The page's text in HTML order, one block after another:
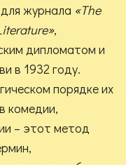
журнала «The
»,
дипломатом и
в 1932 году.
порядке их
комедии,
– этот метод